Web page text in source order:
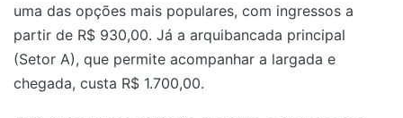
uma das opções mais populares, com ingressos a
partir de R$ 930,00. Já a arquibancada principal
(Setor A), que permite acompanhar a largada e
chegada, custa R$ 1.700,00.